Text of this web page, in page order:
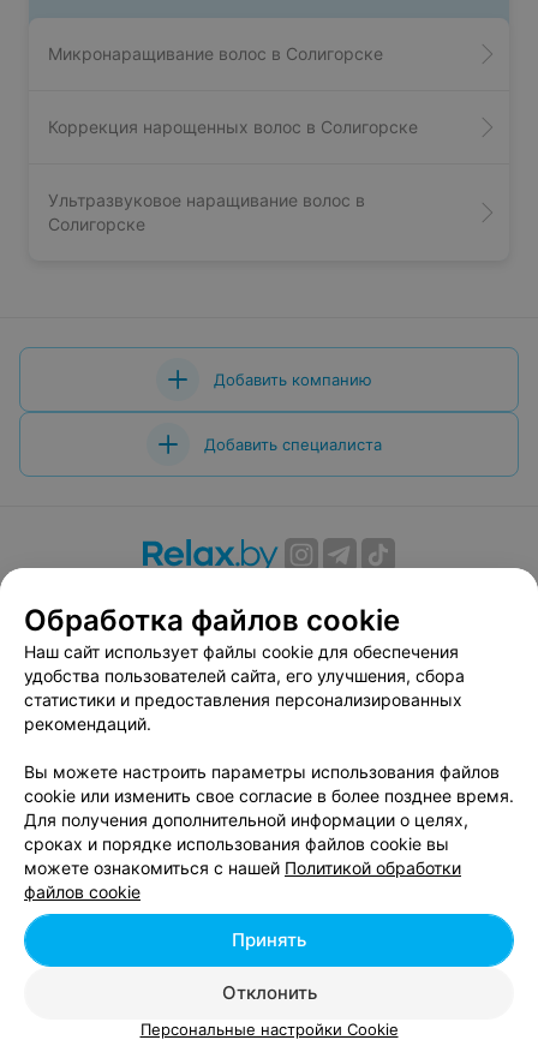
Микронаращивание волос в Солигорске
Коррекция нарощенных волос в Солигорске
Ультразвуковое наращивание волос в
Солигорске
Добавить компанию
Добавить специалиста
Вакансии
Публичный договор
Способы оплаты
Публичный договор по использованию сервиса
«Афиша»
Пользовательское соглашение
Связаться по вопросам сотрудничества
Написать руководителю relax.by
Персональные настройки cookie
Обработка персональных данных
| 220012, Республика Беларусь, г. Минск,
улица Толбухина, 2, пом. 16 | info@relax.by
Обработка файлов cookie
Наш сайт использует файлы cookie для обеспечения
удобства пользователей сайта, его улучшения, сбора
статистики и предоставления персонализированных
рекомендаций.
Вы можете настроить параметры использования файлов
cookie или изменить свое согласие в более позднее время.
Для получения дополнительной информации о целях,
сроках и порядке использования файлов cookie вы
можете ознакомиться с нашей Политикой обработки
файлов cookie
Отклонить
Принять
Персональные настройки Cookie